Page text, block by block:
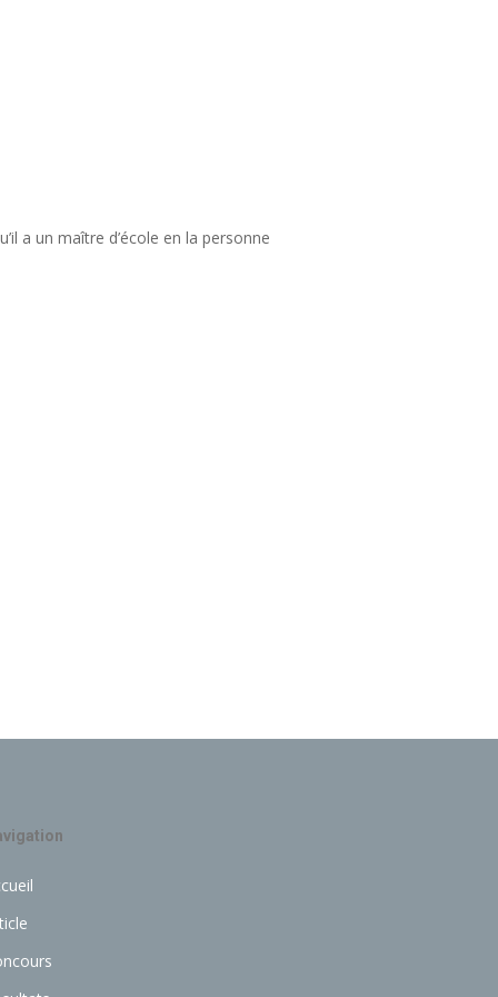
a un maître d’école en la personne